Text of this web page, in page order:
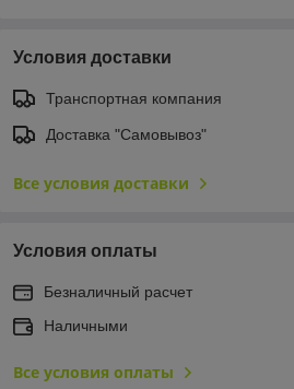
Условия доставки
Транспортная компания
Доставка "Самовывоз"
Все условия доставки
Условия оплаты
Безналичный расчет
Наличными
Все условия оплаты